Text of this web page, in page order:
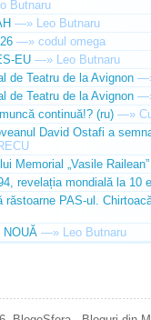
Butnaru
—» Leo Butnaru
—» codul omega
EU —» Leo Butnaru
de Teatru de la Avignon
de Teatru de la Avignon
continuă!? (ru) —»
David Ostafi a
Memorial „Vasile Railean”
revelația mondială la 10
răstoarne PAS-ul.
NOUĂ —» Leo Butnaru